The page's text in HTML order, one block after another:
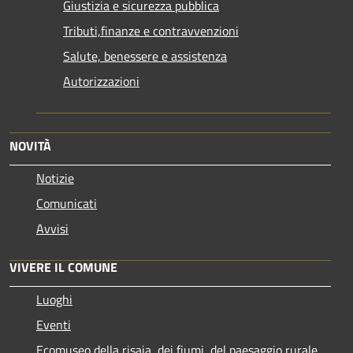
Giustizia e sicurezza pubblica
Tributi,finanze e contravvenzioni
Salute, benessere e assistenza
Autorizzazioni
NOVITÀ
Notizie
Comunicati
Avvisi
VIVERE IL COMUNE
Luoghi
Eventi